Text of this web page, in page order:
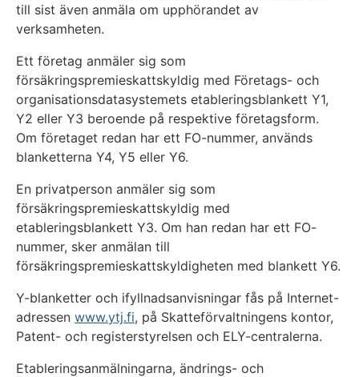
till sist även anmäla om upphörandet av
verksamheten.
Ett företag anmäler sig som
försäkringspremieskattskyldig med Företags- och
organisationsdatasys­temets etableringsblankett Y1,
Y2 eller Y3 beroende på respektive företagsform.
Om företaget redan har ett FO-nummer, används
blanketterna Y4, Y5 eller Y6.
En privatperson anmäler sig som
försäkringspremieskattskyldig med
etableringsblankett Y3. Om han redan har ett FO-
nummer, sker anmälan till
försäkringspremieskattskyldigheten med blankett Y6.
Y-blanketter och ifyllnadsanvisningar fås på Internet-
adressen www.ytj.fi, på Skatteförvaltningens kontor,
Patent- och registerstyrelsen och ELY-centralerna.
Etableringsanmälningarna, ändrings- och